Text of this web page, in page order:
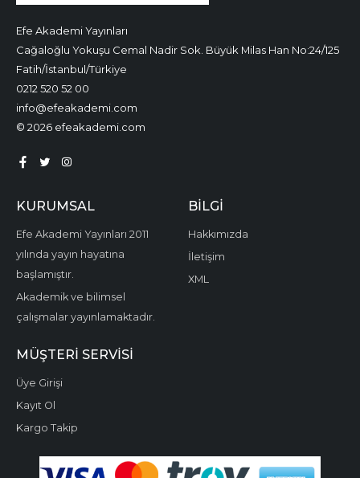
Efe Akademi Yayınları
Cağaloğlu Yokuşu Cemal Nadir Sok. Büyük Milas Han No:24/125
Fatih/İstanbul/Türkiye
0212 520 52 00
info@efeakademi.com
© 2026 efeakademi.com
KURUMSAL
Efe Akademi Yayınları 2011
yılında yayın hayatına
başlamıştır.
Akademik ve bilimsel
çalışmalar yayınlamaktadır.
BILGI
Hakkımızda
İletişim
XML
MÜŞTERI SERVISI
Üye Girişi
Kayıt Ol
Kargo Takip